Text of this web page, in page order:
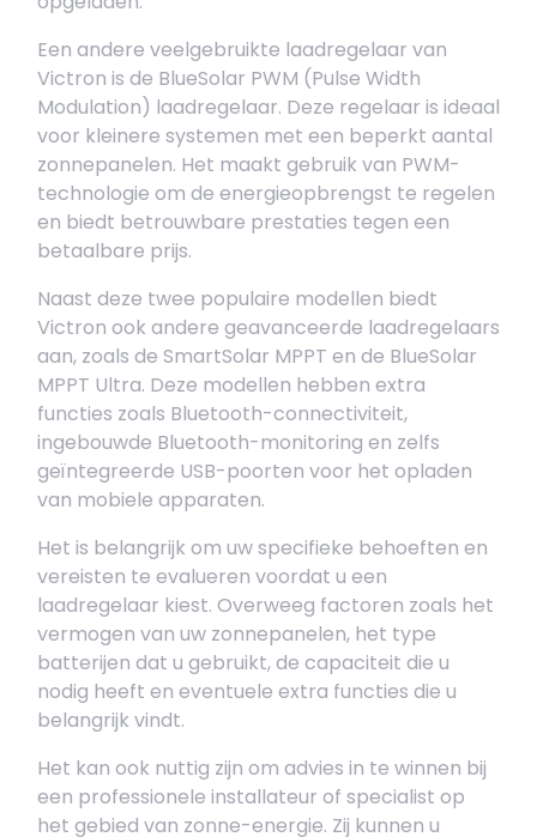
Een andere veelgebruikte laadregelaar van
Victron is de BlueSolar PWM (Pulse Width
Modulation) laadregelaar. Deze regelaar is ideaal
voor kleinere systemen met een beperkt aantal
zonnepanelen. Het maakt gebruik van PWM-
technologie om de energieopbrengst te regelen
en biedt betrouwbare prestaties tegen een
betaalbare prijs.
Naast deze twee populaire modellen biedt
Victron ook andere geavanceerde laadregelaars
aan, zoals de SmartSolar MPPT en de BlueSolar
MPPT Ultra. Deze modellen hebben extra
functies zoals Bluetooth-connectiviteit,
ingebouwde Bluetooth-monitoring en zelfs
geïntegreerde USB-poorten voor het opladen
van mobiele apparaten.
Het is belangrijk om uw specifieke behoeften en
vereisten te evalueren voordat u een
laadregelaar kiest. Overweeg factoren zoals het
vermogen van uw zonnepanelen, het type
batterijen dat u gebruikt, de capaciteit die u
nodig heeft en eventuele extra functies die u
belangrijk vindt.
Het kan ook nuttig zijn om advies in te winnen bij
een professionele installateur of specialist op
het gebied van zonne-energie. Zij kunnen u